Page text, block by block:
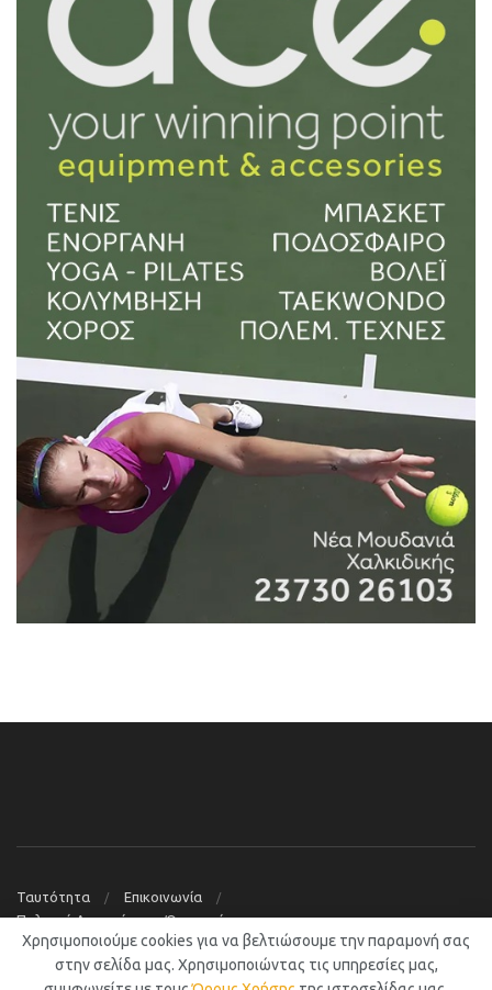
Ταυτότητα
Επικοινωνία
Πολιτική Απορρήτου – Όροι χρήσης
© 2019Νέα Μουδανιά Blog
Χρησιμοποιούμε cookies για να βελτιώσουμε την παραμονή σας
στην σελίδα μας. Χρησιμοποιώντας τις υπηρεσίες μας,